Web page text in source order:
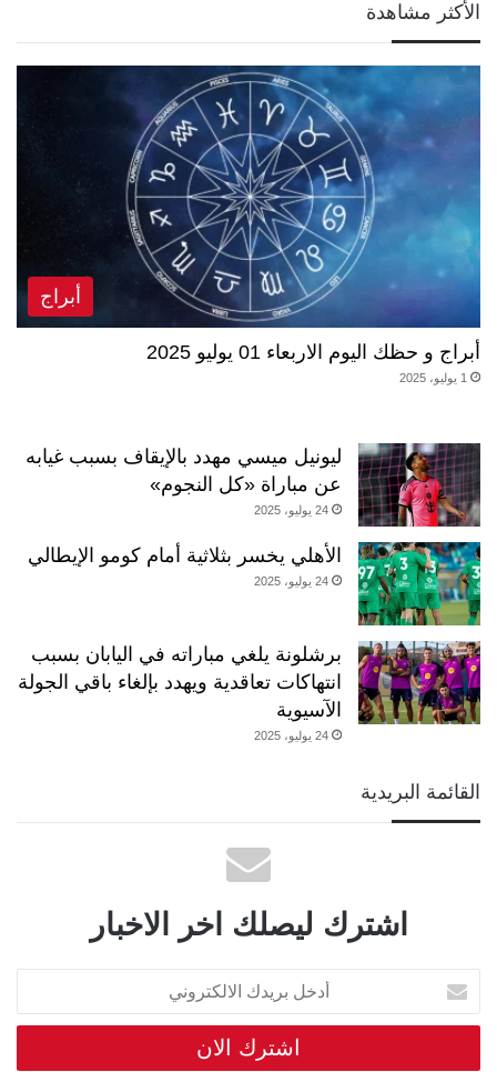
الأكثر مشاهدة
أبراج
أبراج و حظك اليوم الاربعاء 01 يوليو 2025
1 يوليو، 2025
ليونيل ميسي مهدد بالإيقاف بسبب غيابه
عن مباراة «كل النجوم»
24 يوليو، 2025
الأهلي يخسر بثلاثية أمام كومو الإيطالي
24 يوليو، 2025
برشلونة يلغي مباراته في اليابان بسبب
انتهاكات تعاقدية ويهدد بإلغاء باقي الجولة
الآسيوية
24 يوليو، 2025
القائمة البريدية
اشترك ليصلك اخر الاخبار
أدخل
بريدك
الالكتروني